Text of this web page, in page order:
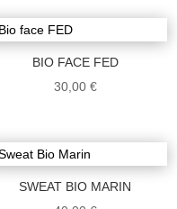
BIO FACE FED
30,00 €
SWEAT BIO MARIN